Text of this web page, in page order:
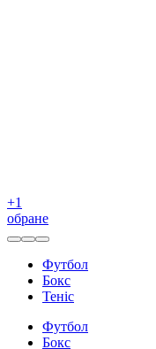
+1
обране
Футбол
Бокс
Теніс
Футбол
Бокс